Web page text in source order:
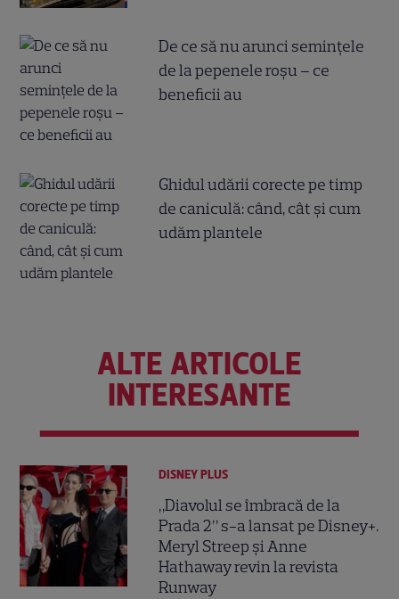
De ce să nu arunci semințele
de la pepenele roșu – ce
beneficii au
Ghidul udării corecte pe timp
de caniculă: când, cât şi cum
udăm plantele
ALTE ARTICOLE
INTERESANTE
DISNEY PLUS
„Diavolul se îmbracă de la
Prada 2” s-a lansat pe Disney+.
Meryl Streep și Anne
Hathaway revin la revista
Runway